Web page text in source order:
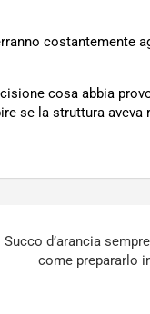
costantemente
cosa abbia
se la struttura aveva
Succo d’arancia
come prepararlo